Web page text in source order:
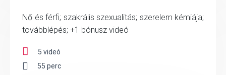
Nő és férfi; szakrális szexualitás; szerelem kémiája;
továbblépés; +1 bónusz videó
5 videó
55 perc